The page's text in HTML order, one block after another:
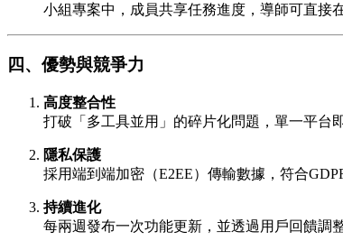
小組專案中，成員共享任務進度，導師可直接
四、優勢與競爭力
高度整合性
打破「多工具並用」的碎片化問題，單一平台
隱私保護
採用端到端加密（E2EE）傳輸數據，符合
持續進化
每兩週發布一次功能更新，並透過用戶回饋調